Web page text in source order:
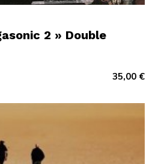
2 » Double
35,00 €